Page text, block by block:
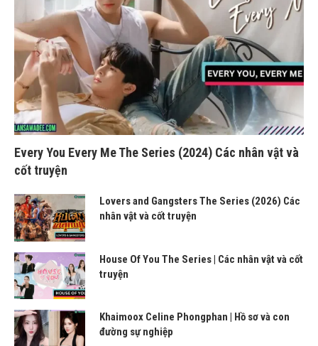
Every You Every Me The Series (2024) Các nhân vật và
cốt truyện
Lovers and Gangsters The Series (2026) Các
nhân vật và cốt truyện
House Of You The Series | Các nhân vật và cốt
truyện
Khaimoox Celine Phongphan | Hồ sơ và con
đường sự nghiệp